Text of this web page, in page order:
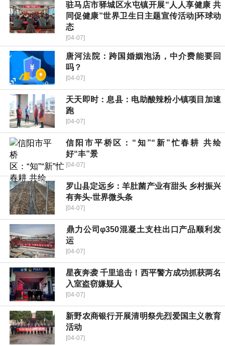
驻马店市驿城区水屯镇开展“人人享健康 共
同促健康”世界卫生日主题宣传活动|环球动
态
[04-07]
唐河法院：跨国婚姻泡汤，中介费能要回
吗？
[04-07]
天天即时：息县：电助酸辣粉小镇项目加速
跑
[04-07]
信阳市平桥区：“知”“新”忙春耕 共绘
好“丰”景
[04-07]
罗山县定远乡：羊肚菌产业有甜头 乡村振兴
有奔头-世界微头条
[04-07]
​鼎力公司φ350混凝土支柱出口产品顺利发
运
[04-07]
星夜奔袭 千里追击！西平警方成功抓获两名
入室盗窃嫌疑人
[04-07]
新野农商银行开展清明祭先烈爱国主义教育
活动
[04-07]